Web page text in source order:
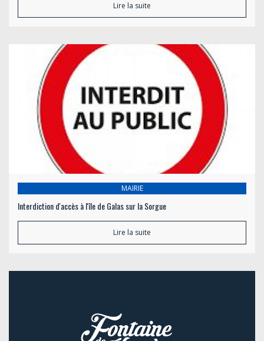
Lire la suite
MAIRIE
Interdiction d'accès à l'île de Galas sur la Sorgue
Lire la suite